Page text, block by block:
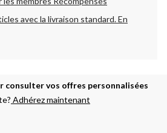
avec la livraison standard.En
consulter vos offres personnalisées
Adhérez maintenant